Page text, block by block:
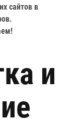
сайтов в
и